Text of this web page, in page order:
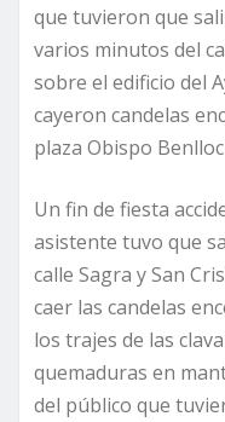
que tuvieron que
varios minutos del
sobre el edificio del
cayeron candelas
plaza Obispo
Un fin de fiesta
asistente tuvo que
calle Sagra y San
caer las candelas
los trajes de las
quemaduras en
del público que